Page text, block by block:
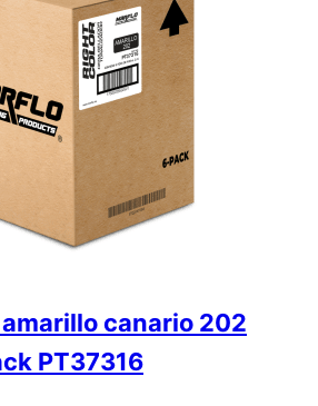
canario 202
PT37316